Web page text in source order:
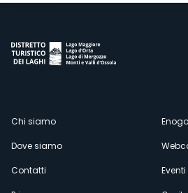
Menù
secondario
Chi siamo
Dove siamo
Contatti Eventi